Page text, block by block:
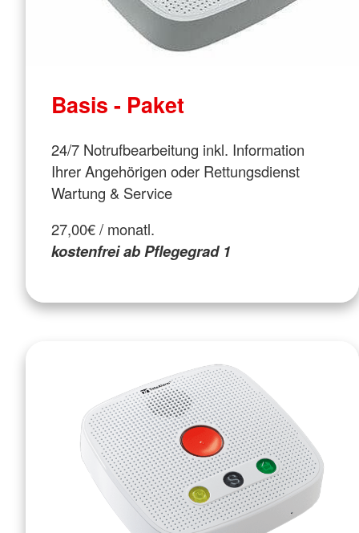
Basis - Paket
24/7 Notrufbearbeitung inkl. Information
Ihrer Angehörigen oder Rettungsdienst
Wartung & Service
27,00€ / monatl.
kostenfrei ab Pflegegrad 1